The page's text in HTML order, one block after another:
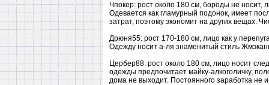
Чпокер: рост около 180 см, бороды не носит,
Одевается как гламурный подонок, имеет
затрат, поэтому экономит на других вещах.
Дрюня55: рост 170-180 см, лицо как у
Одежду носит а-ля знаменитый стиль
Цербер88: рост около 180 см, лицо носит
одежды предпочитает майку-алкоголичку,
дома не выходит. Постоянного заработка не